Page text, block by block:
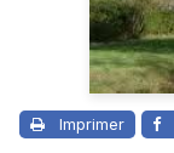
Imprimer